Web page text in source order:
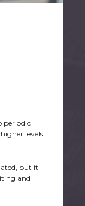
periodic
levels
but it
and